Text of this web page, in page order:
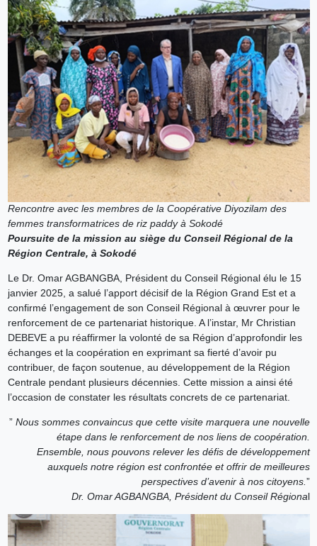
Rencontre avec les membres de la Coopérative Diyozilam des
femmes transformatrices de riz paddy à Sokodé
Poursuite de la mission au siège du Conseil Régional de la
Région Centrale, à Sokodé
Le Dr. Omar AGBANGBA, Président du Conseil Régional élu le 15
janvier 2025, a salué l’apport décisif de la Région Grand Est et a
confirmé l’engagement de son Conseil Régional à œuvrer pour le
renforcement de ce partenariat historique. A l’instar, Mr Christian
DEBEVE a pu réaffirmer la volonté de sa Région d’approfondir les
échanges et la coopération en exprimant sa fierté d’avoir pu
contribuer, de façon soutenue, au développement de la Région
Centrale pendant plusieurs décennies. Cette mission a ainsi été
l’occasion de constater les résultats concrets de ce partenariat.
” Nous sommes convaincus que cette visite marquera une nouvelle
étape dans le renforcement de nos liens de coopération.
Ensemble, nous pouvons relever les défis de développement
auxquels notre région est confrontée et offrir de meilleures
perspectives d’avenir à nos citoyens. ”
Dr. Omar AGBANGBA, Président du Conseil Régional